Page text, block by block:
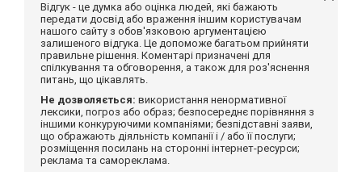
Відгук - це думка або оцінка людей, які бажають
передати досвід або враження іншим користувачам
нашого сайту з обов'язковою аргументацією
залишеного відгука. Це допоможе багатьом прийняти
правильне рішення. Коментарі призначені для
спілкування та обговорення, а також для роз'яснення
питань, що цікавлять.
Не дозволяється: використання ненормативної
лексики, погроз або образ; безпосереднє порівняння з
іншими конкуруючими компаніями; безпідставні заяви,
що ображають діяльність компанії і / або її послуги;
розміщення посилань на сторонні інтернет-ресурси;
реклама та самореклама.